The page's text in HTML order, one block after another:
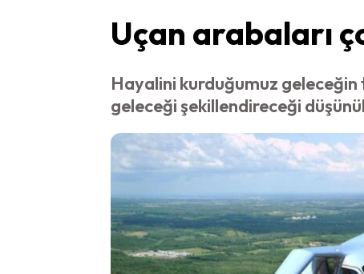
Uçan arabaları
Hayalini kurduğumuz
geleceği şekillendireceği